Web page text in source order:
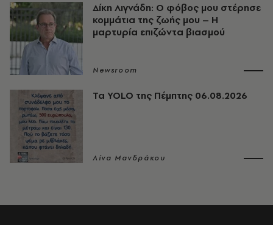
Δίκη Λιγνάδη: Ο φόβος μου στέρησε
κομμάτια της ζωής μου – Η
μαρτυρία επιζώντα βιασμού
Newsroom
Τα YOLO της Πέμπτης 06.08.2026
Λίνα Μανδράκου